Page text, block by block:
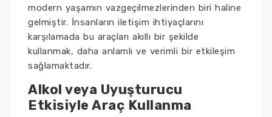
modern yaşamın vazgeçilmezlerinden biri haline
gelmiştir. İnsanların iletişim ihtiyaçlarını
karşılamada bu araçları akıllı bir şekilde
kullanmak, daha anlamlı ve verimli bir etkileşim
sağlamaktadır.
Alkol veya Uyuşturucu
Etkisiyle Araç Kullanma